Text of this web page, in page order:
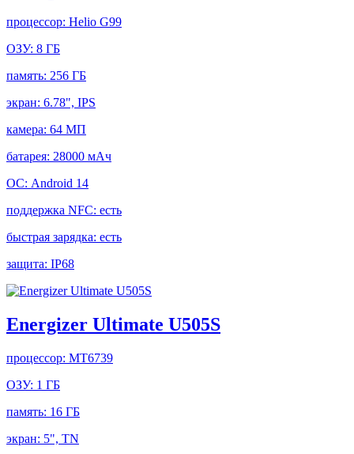
процессор: Helio G99
ОЗУ: 8 ГБ
память: 256 ГБ
экран: 6.78", IPS
камера: 64 МП
батарея: 28000 мАч
ОС: Android 14
поддержка NFC: есть
быстрая зарядка: есть
защита: IP68
Energizer Ultimate U505S
процессор: MT6739
ОЗУ: 1 ГБ
память: 16 ГБ
экран: 5", TN